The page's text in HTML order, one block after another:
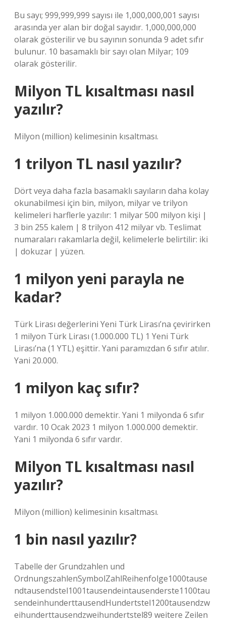
Bu sayı; 999,999,999 sayısı ile 1,000,000,001 sayısı
arasında yer alan bir doğal sayıdır. 1,000,000,000
olarak gösterilir ve bu sayının sonunda 9 adet sıfır
bulunur. 10 basamaklı bir sayı olan Milyar; 109
olarak gösterilir.
Milyon TL kısaltması nasıl
yazılır?
Milyon (million) kelimesinin kısaltması.
1 trilyon TL nasıl yazılır?
Dört veya daha fazla basamaklı sayıların daha kolay
okunabilmesi için bin, milyon, milyar ve trilyon
kelimeleri harflerle yazılır: 1 milyar 500 milyon kişi |
3 bin 255 kalem | 8 trilyon 412 milyar vb. Teslimat
numaraları rakamlarla değil, kelimelerle belirtilir: iki
| dokuzar | yüzen.
1 milyon yeni parayla ne
kadar?
Türk Lirası değerlerini Yeni Türk Lirası’na çevirirken
1 milyon Türk Lirası (1.000.000 TL) 1 Yeni Türk
Lirası’na (1 YTL) eşittir. Yani paramızdan 6 sıfır atılır.
Yani 20.000.
1 milyon kaç sıfır?
1 milyon 1.000.000 demektir. Yani 1 milyonda 6 sıfır
vardır. 10 Ocak 2023 1 milyon 1.000.000 demektir.
Yani 1 milyonda 6 sıfır vardır.
Milyon TL kısaltması nasıl
yazılır?
Milyon (million) kelimesinin kısaltması.
1 bin nasıl yazılır?
Tabelle der Grundzahlen und
OrdnungszahlenSymbolZahlReihenfolge1000tause
ndtausendstel1001tausendeintausenderste1100tau
sendeinhunderttausendHundertstel1200tausendzw
eihunderttausendzweihundertstel89 weitere Zeilen